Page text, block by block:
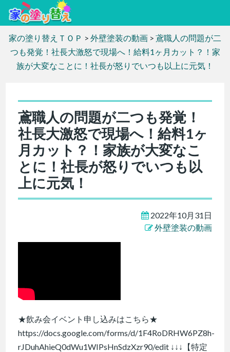
家の塗り替えＴＯＰ > 外壁塗装の動画 > 鳶職人の問題が二
つも発覚！社長大激怒で現場へ！給料1ヶ月カット？！家
族が大変なことに！社長が怒りでいつも以上に元気！
鳶職人の問題が二つも発覚！
社長大激怒で現場へ！給料1ヶ
月カット？！家族が大変なこ
とに！社長が怒りでいつも以
上に元気！
2022年10月31日
外壁塗装の動画
★飲み会イベント申し込みはこちら★
https://docs.google.com/forms/d/1F4RoDRHW6PZ8h-
rJDuhAhieQ0dWu1WIPsHnSdzXzr90/edit ↓↓↓【特定